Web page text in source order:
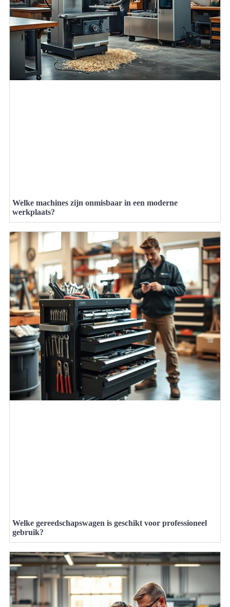
Welke machines zijn onmisbaar in een moderne
werkplaats?
Welke gereedschapswagen is geschikt voor professioneel
gebruik?